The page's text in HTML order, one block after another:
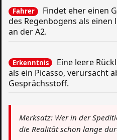
Fahrer
Findet eher einen
des Regenbogens als einen
an der A2.
Erkenntnis
Eine leere
als ein Picasso, verursacht
Gesprächsstoff.
Merksatz: Wer in der
die Realität schon lange